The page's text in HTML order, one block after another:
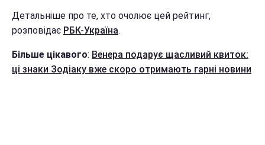
Детальніше про те, хто очолює цей рейтинг,
розповідає РБК-Україна.
Більше цікавого: Венера подарує щасливий квиток:
ці знаки Зодіаку вже скоро отримають гарні новини